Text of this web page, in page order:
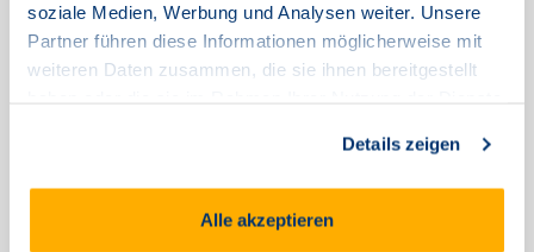
soziale Medien, Werbung und Analysen weiter. Unsere
Partner führen diese Informationen möglicherweise mit
weiteren Daten zusammen, die sie ihnen bereitgestellt
Details zeigen
Alle akzeptieren
Ihr TNG-Team
Aktuelle Einschränkung im
Bereich Großdeinbach